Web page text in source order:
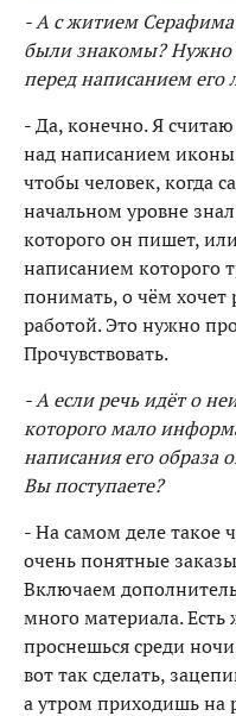
- А с житием
были знакомы? Нужно
перед написанием его
- Да, конечно. Я
над написанием
чтобы человек, когда
начальном уровне
которого он пишет,
написанием которого
понимать, о чём хочет
работой. Это нужно
Прочувствовать.
- А если речь идёт о
которого мало
написания его образа
Вы поступаете?
- На самом деле такое
очень понятные
Включаем
много материала. Есть
проснешься среди
вот так сделать,
а утром приходишь на